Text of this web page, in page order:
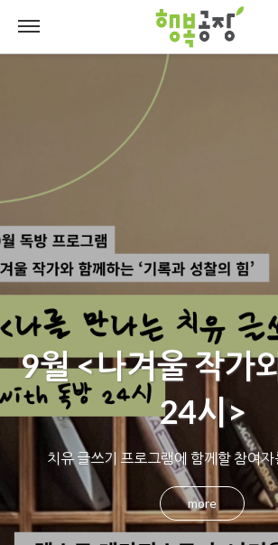
9월 <나겨울 작가
24시>
치유 글쓰기 프로그램에 함께할 참여
more